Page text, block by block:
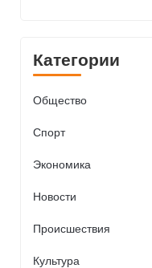
Категории
Общество
Спорт
Экономика
Новости
Происшествия
Культура